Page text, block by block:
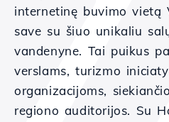
internetinę buvimo vietą
save su šiuo unikaliu
vandenyne. Tai puikus
verslams, turizmo
organizacijoms,
regiono auditorijos. Su